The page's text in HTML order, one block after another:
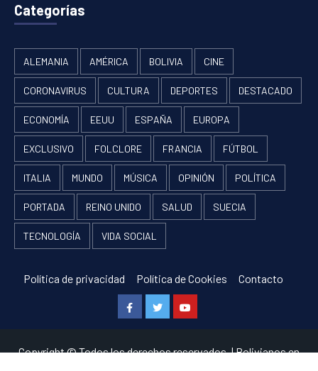
Categorías
ALEMANIA AMÉRICA BOLIVIA CINE
CORONAVIRUS CULTURA DEPORTES DESTACADO
ECONOMÍA EEUU ESPAÑA EUROPA
EXCLUSIVO FOLCLORE FRANCIA FÚTBOL
ITALIA MUNDO MÚSICA OPINIÓN POLÍTICA
PORTADA REINO UNIDO SALUD SUECIA
TECNOLOGÍA VIDA SOCIAL
Política de privacidad Política de Cookies Contacto
FacebookTwitterYoutube
Copyright © Todos los derechos reservados.|Bolivianos en